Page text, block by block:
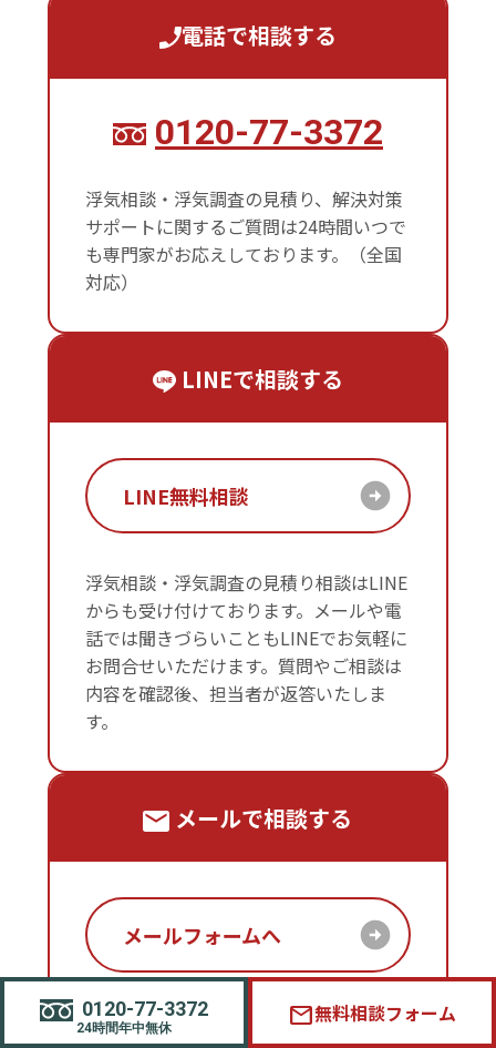
電話で相談する
0120-77-3372
浮気相談・浮気調査の見積り、解決対策
サポートに関するご質問は24時間いつで
も専門家がお応えしております。（全国
対応）
LINEで相談する
LINE無料相談
浮気相談・浮気調査の見積り相談はLINE
からも受け付けております。メールや電
話では聞きづらいこともLINEでお気軽に
お問合せいただけます。質問やご相談は
内容を確認後、担当者が返答いたしま
す。
メールで相談する
メールフォームへ
浮気対策・浮気調査に関する詳しいご相
0120-77-3372
24時間年中無休 mail無料相談フォーム